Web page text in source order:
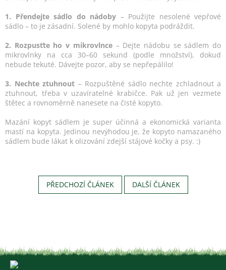
1. Přendejte sádlo do nádoby – Použijte nesolené vepřové
sádlo – to je zásadní. Solené by mohlo kopyta podráždit.
2. Rozpusťte ho v mikrovlnce– Dejte nádobu se sádlem do
mikrovlnky na cca 30–60 sekund (podle množství), dokud
nebude tekuté. Dávejte pozor, aby se nepřepálilo!
3. Nechte ztuhnout – Rozpuštěné sádlo nechte zchladnout a
ztuhnout, třeba v uzavíratelné krabičce. Pak už jen vezmete
štětec a rovnoměrně nanesete na čisté kopyto.
Mazání kopyt sádlem je super účinná a ekonomická varianta
mastí na kopyta. Jedinou nevýhodou je, že kopyto namazaného
sádlem bude lákat k olizování zdejší stájové kočky a psy. :)
PŘEDCHOZÍ ČLÁNEK DALŠÍ ČLÁNEK